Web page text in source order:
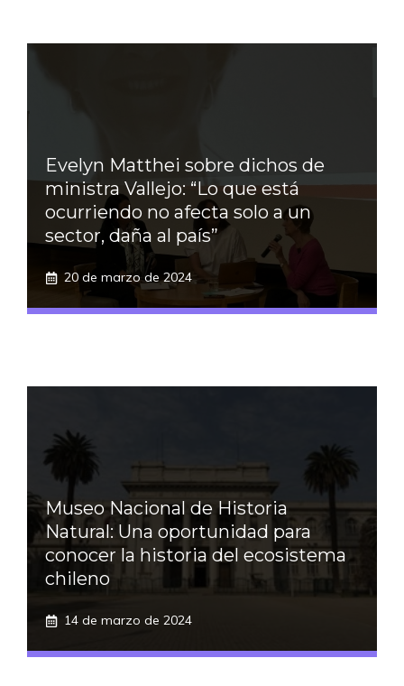
Evelyn Matthei sobre dichos de
ministra Vallejo: “Lo que está
ocurriendo no afecta solo a un
sector, daña al país”
20 de marzo de 2024
Museo Nacional de Historia
Natural: Una oportunidad para
conocer la historia del ecosistema
chileno
14 de marzo de 2024